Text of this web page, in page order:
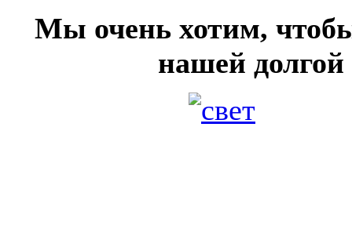
Мы очень хотим,
нашей